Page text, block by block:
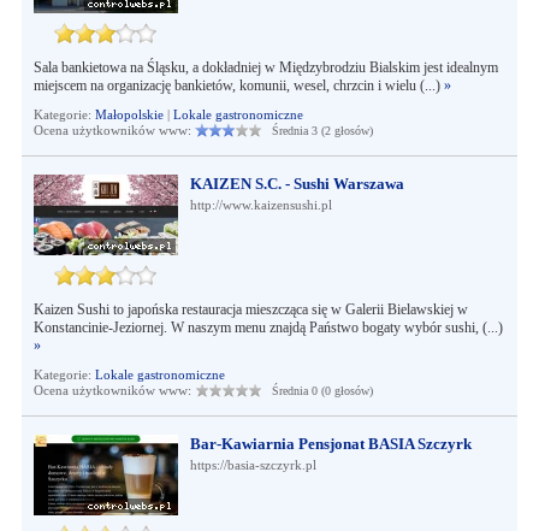
Sala bankietowa na Śląsku, a dokładniej w Międzybrodziu Bialskim jest idealnym
miejscem na organizację bankietów, komunii, wesel, chrzcin i wielu (...) »
Kategorie: Małopolskie| Lokale gastronomiczne
Ocena użytkowników www:
Średnia 3 (2 głosów)
KAIZEN S.C. - Sushi Warszawa
http://www.kaizensushi.pl
Kaizen Sushi to japońska restauracja mieszcząca się w Galerii Bielawskiej w
Konstancinie-Jeziornej. W naszym menu znajdą Państwo bogaty wybór sushi, (...)
»
Kategorie: Lokale gastronomiczne
Ocena użytkowników www:
Średnia 0 (0 głosów)
Bar-Kawiarnia Pensjonat BASIA Szczyrk
https://basia-szczyrk.pl